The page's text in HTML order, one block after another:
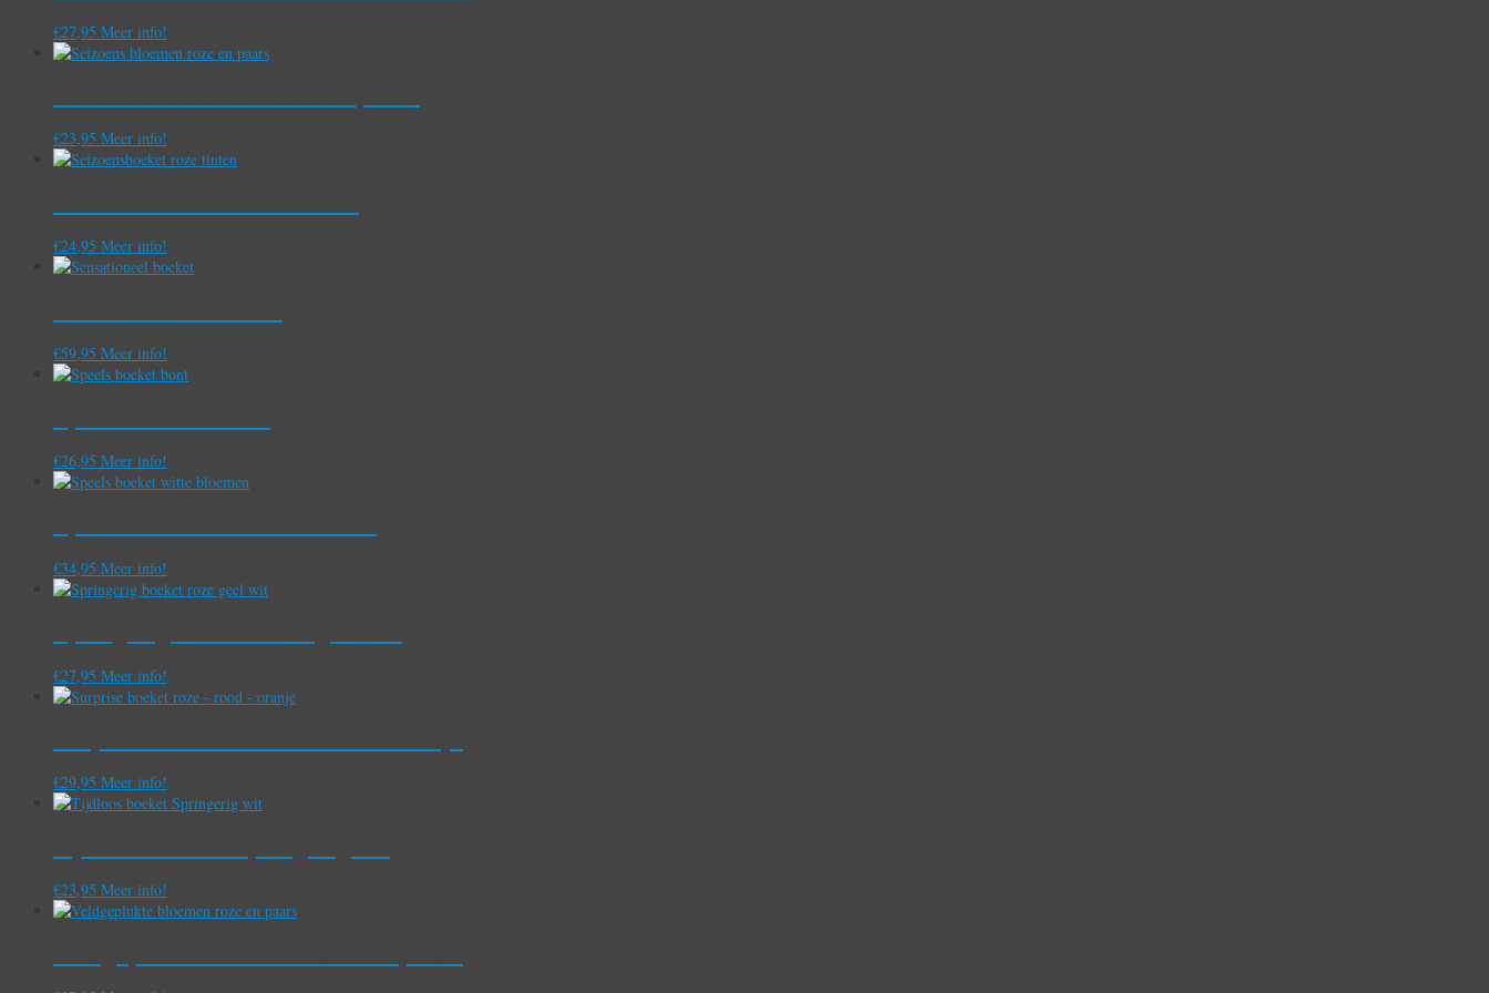
€27,95 Meer info!
€23,95 Meer info!
€24,95 Meer info!
€59,95 Meer info!
€26,95 Meer info!
€34,95 Meer info!
€27,95 Meer info!
€29,95 Meer info!
€23,95 Meer info!